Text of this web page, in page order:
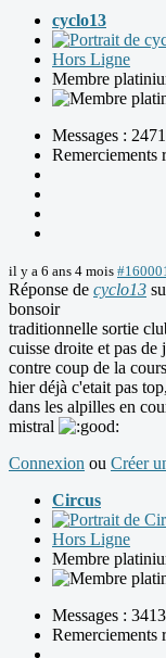
cyclo13
Hors Ligne
Membre
Messages : 2471
Remerciements
il y a 6 ans 4 mois #160001
Réponse de cyclo13
bonsoir
traditionnelle sortie
cuisse droite et pas de
contre coup de la
hier déjà c'etait pas
dans les alpilles en
mistral
Connexion ou Créer
Circus
Hors Ligne
Membre
Messages : 3413
Remerciements